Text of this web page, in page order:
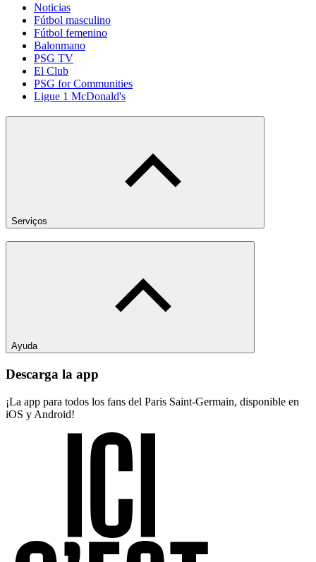
Noticias
Fútbol masculino
Fútbol femenino
Balonmano
PSG TV
El Club
PSG for Communities
Ligue 1 McDonald's
Serviços
Ayuda
Descarga la app
¡La app para todos los fans del Paris Saint-Germain, disponible en
iOS y Android!